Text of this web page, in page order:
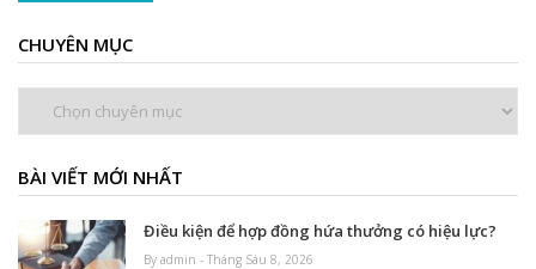
CHUYÊN MỤC
BÀI VIẾT MỚI NHẤT
Điều kiện để hợp đồng hứa thưởng có hiệu lực?
By admin - Tháng Sáu 8, 2026